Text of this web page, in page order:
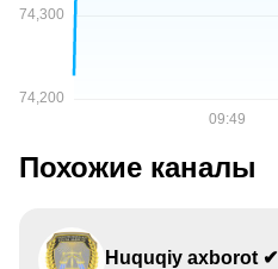
Похожие каналы
Huquqiy axborot ✔